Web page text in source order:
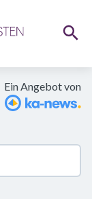
Ein Angebot von